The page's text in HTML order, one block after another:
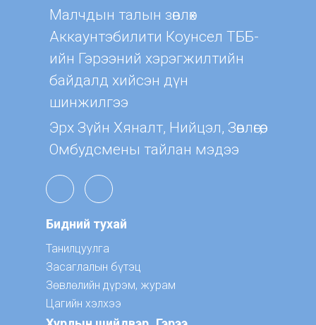
Малчдын талын зөвлөх
Aккаунтэбилити Коунсел ТББ-
ийн Гэрээний хэрэгжилтийн
байдалд хийсэн дүн
шинжилгээ
Эрх Зүйн Хяналт, Нийцэл, Зөвлөгөө,
Омбудсмены тайлан мэдээ
Бидний тухай
Танилцуулга
Засаглалын бүтэц
Зөвлөлийн дүрэм, журам
Цагийн хэлхээ